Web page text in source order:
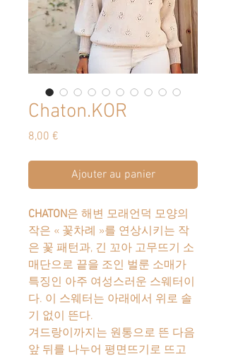
Chaton.KOR
8,00 €
Ajouter au panier
CHATON은 해변 모래언덕 모양의
작은 « 꽃차례 »를 연상시키는 작
은 꽃 패턴과, 긴 꼬아 고무뜨기 소
매단으로 끝을 조인 벌룬 소매가
특징인 아주 여성스러운 스웨터이
다. 이 스웨터는 아래에서 위로 솔
기 없이 뜬다.
겨드랑이까지는 원통으로 뜬 다음
앞 뒤를 나누어 평면뜨기로 뜨고